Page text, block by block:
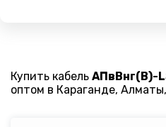
Купить кабель АПвВнг(B)-
оптом в Караганде,